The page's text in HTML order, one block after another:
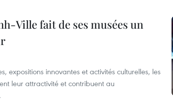
Ville fait de ses musées un
expositions innovantes et activités culturelles, les
leur attractivité et contribuent au